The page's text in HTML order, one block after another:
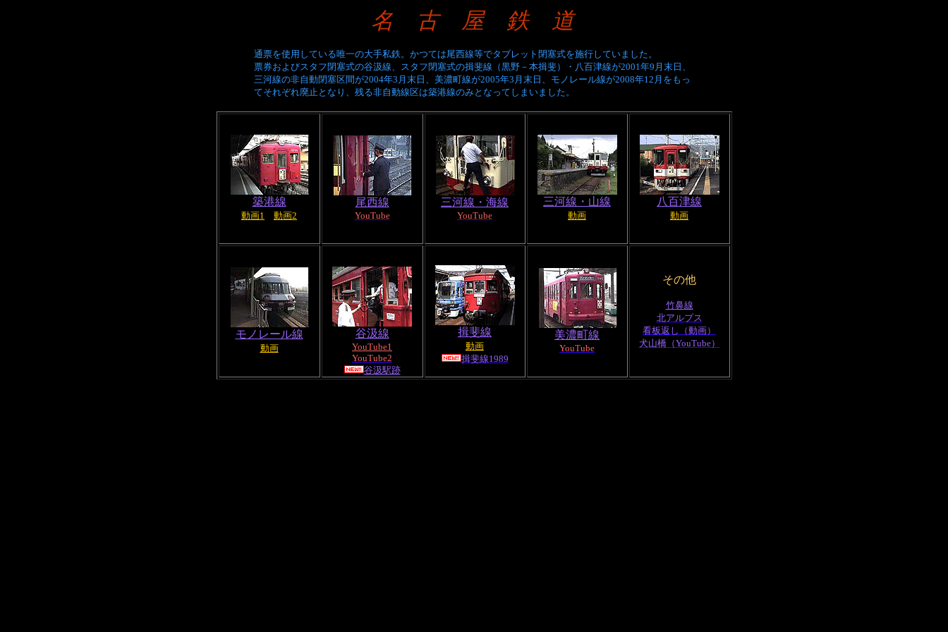
名 古 屋 鉄 道
通票を使用している唯一の大手私鉄。かつては尾西線等でタブレット閉塞式を施行していました。
票券およびスタフ閉塞式の谷汲線、スタフ閉塞式の揖斐線（黒野－本揖斐）・八百津線が2001年9月末日、
三河線の非自動閉塞区間が2004年3月末日、美濃町線が2005年3月末日、 モノレール線が2008年12月をもっ
てそれぞれ廃止となり、残る非自動線区は築港線のみとなってしまいました。
築港線
動画1 動画2
尾西線
YouTube
三河線・海線
YouTube
三河線・山線
動画
八百津線
動画
モノレール線
動画
谷汲線
YouTube1
YouTube2
谷汲駅跡
揖斐線
動画
揖斐線1989
美濃町線
YouTube
その他
竹鼻線
北アルプス
看板返し（動画）
犬山橋（YouTube）